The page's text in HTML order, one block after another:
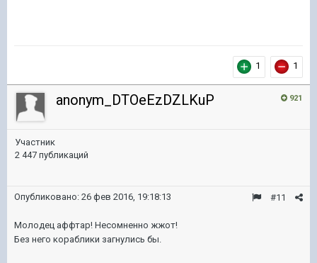
1 1
921
anonym_DTOeEzDZLKuP
Участник
2 447 публикаций
#11
Опубликовано: 26 фев 2016, 19:18:13
Молодец аффтар! Несомненно жжот!
Без него кораблики загнулись бы.